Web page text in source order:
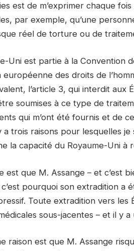
est de m’exprimer chaque
par exemple, qu’une
réel de torture ou de
Uni est partie à la Convention
européenne des droits de
l’article 3, qui interdit aux
soumises à ce type de
qui m’ont été fournis et de
a trois raisons pour lesquelles
la capacité du Royaume-Uni à
est que M. Assange – et c’est
pourquoi son extradition a
Toute extradition vers les
sous-jacentes – et il y
raison est que M. Assange